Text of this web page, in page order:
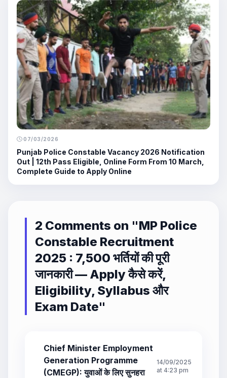
07/03/2026
Punjab Police Constable Vacancy 2026 Notification
Out | 12th Pass Eligible, Online Form From 10 March,
Complete Guide to Apply Online
2 Comments on "MP Police
Constable Recruitment
2025 : 7,500 भर्तियों की पूरी
जानकारी — Apply कैसे करें,
Eligibility, Syllabus और
Exam Date"
Chief Minister Employment
Generation Programme
(CMEGP): युवाओं के लिए सुनहरा
14/09/2025
at 4:23 pm